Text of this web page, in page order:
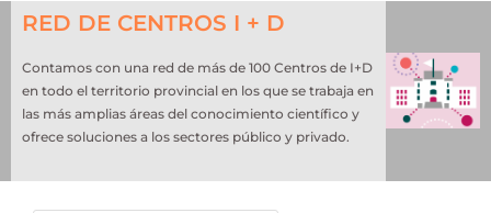
RED DE CENTROS I + D
Contamos con una red de más de 100 Centros de I+D
en todo el territorio provincial en los que se trabaja en
las más amplias áreas del conocimiento científico y
ofrece soluciones a los sectores público y privado.